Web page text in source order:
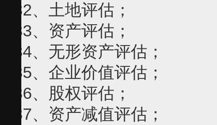
32、土地评估；
33、资产评估；
34、无形资产评估；
35、企业价值评估；
36、股权评估；
37、资产减值评估；